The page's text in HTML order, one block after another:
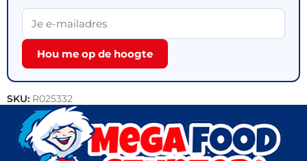
Hou me op de hoogte
SKU: R025332
Categorieën:Gebak